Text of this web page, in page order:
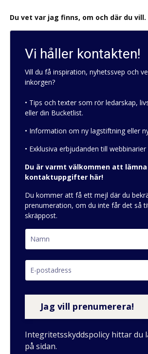
Du vet var jag finns, om och där du vill.
Vi håller kontakten!
Vill du få inspiration, nyhetssvep och
inkorgen?
• Tips och texter som rör ledarskap,
eller din Bucketlist.
• Information om ny lagstiftning eller
• Exklusiva erbjudanden till
Du är varmt välkommen att lämna
kontaktuppgifter här!
Du kommer att få ett mejl där du
prenumeration, om du inte får det så
skräppost.
Integritetsskyddspolicy hittar du
på sidan.